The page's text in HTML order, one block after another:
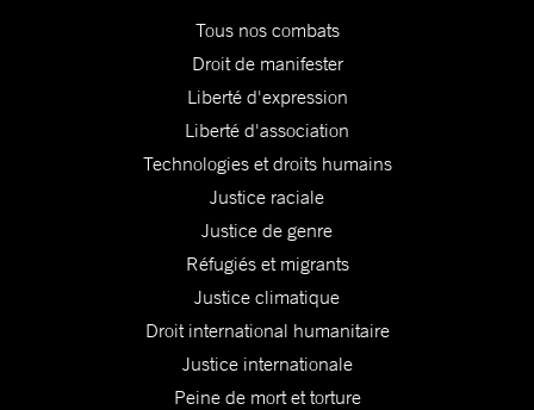
Tous nos combats
Droit de manifester
Liberté d'expression
Liberté d'association
Technologies et droits humains
Justice raciale
Justice de genre
Réfugiés et migrants
Justice climatique
Droit international humanitaire
Justice internationale
Peine de mort et torture